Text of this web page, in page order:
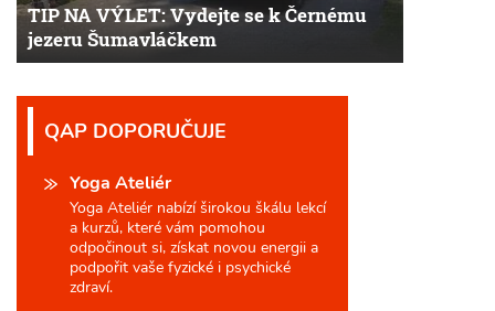
TIP NA VÝLET: Vydejte se k Černému
jezeru Šumavláčkem
QAP DOPORUČUJE
Yoga Ateliér
Yoga Ateliér nabízí širokou škálu lekcí
a kurzů, které vám pomohou
odpočinout si, získat novou energii a
podpořit vaše fyzické i psychické
zdraví.